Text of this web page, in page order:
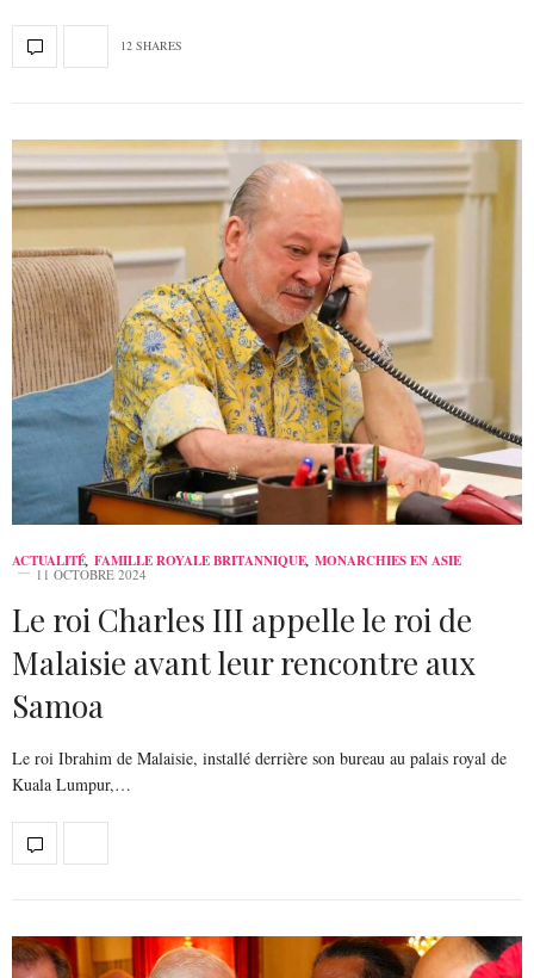
12 SHARES
ACTUALITÉ, FAMILLE ROYALE BRITANNIQUE, MONARCHIES EN ASIE
11 OCTOBRE 2024
Le roi Charles III appelle le roi de
Malaisie avant leur rencontre aux
Samoa
Le roi Ibrahim de Malaisie, installé derrière son bureau au palais royal de
Kuala Lumpur,…